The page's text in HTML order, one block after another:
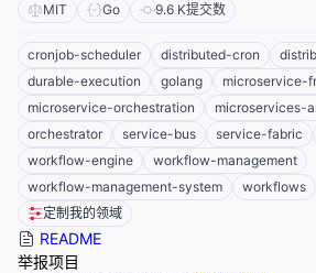
MIT Go 9.6 K提交数
cronjob-scheduler distributed-cron
durable-execution
golang
microservice-
microservice-orchestration
microservices-
orchestrator
service-bus service-fabric
workflow-engine
workflow-management
workflow-management-system
workflows
定制我的领域
README
举报项目